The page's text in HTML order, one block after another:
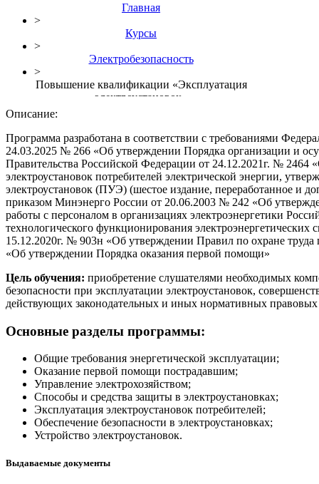
Главная
>
Курсы
>
Электробезопасность
>
Повышение квалификации «Эксплуатация
электроустановок»
Описание:
Программа разработана в соответствии с требованиями
24.03.2025 № 266 «Об утверждении Порядка организации и
Правительства Российской Федерации от 24.12.2021г. № 2464
электроустановок потребителей электрической энергии,
электроустановок (ПУЭ) (шестое издание, переработанное и
приказом Минэнерго России от 20.06.2003 № 242 «Об
работы с персоналом в организациях электроэнергетики
технологического функционирования
15.12.2020г. № 903н «Об утверждении Правил по охране труда
«Об утверждении Порядка оказания первой помощи»
Цель обучения: приобретение слушателями необходимых
безопасности при эксплуатации электроустановок,
действующих законодательных и иных нормативных правовых
Основные разделы программы:
Общие требования энергетической эксплуатации;
Оказание первой помощи пострадавшим;
Управление электрохозяйством;
Способы и средства защиты в электроустановках;
Эксплуатация электроустановок потребителей;
Обеспечение безопасности в электроустановках;
Устройство электроустановок.
Выдаваемые документы